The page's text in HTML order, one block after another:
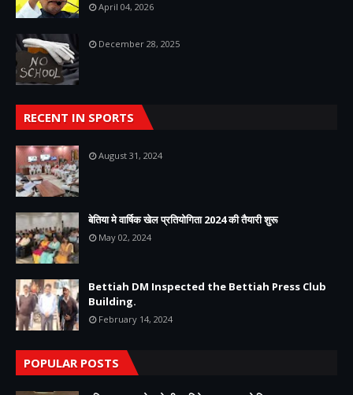
April 04, 2026
December 28, 2025
RECENT IN SPORTS
August 31, 2024
बेतिया मे वार्षिक खेल प्रतियोगिता 2024 की तैयारी शुरू
May 02, 2024
Bettiah DM Inspected the Bettiah Press Club
Building.
February 14, 2024
POPULAR POSTS